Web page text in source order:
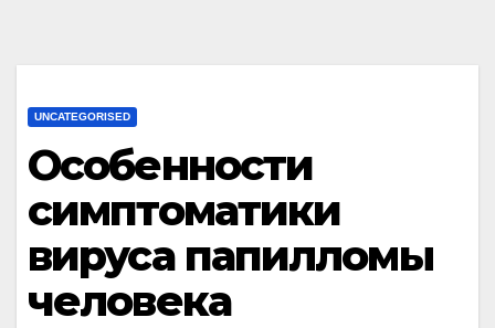
UNCATEGORISED
Особенности
симптоматики
вируса папилломы
человека